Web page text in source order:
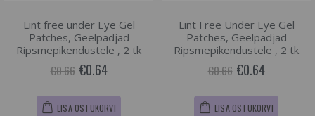
Lint free under Eye Gel
Patches, Geelpadjad
Ripsmepikendustele , 2 tk
€0.66 €0.64
LISA OSTUKORVI
Lint Free Under Eye Gel
Patches, Geelpadjad
Ripsmepikendustele , 2 tk
€0.66 €0.64
LISA OSTUKORVI